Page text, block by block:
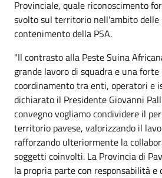
Provinciale, quale riconoscimento
svolto sul territorio nell'ambito delle
contenimento della PSA.
"Il contrasto alla Peste Suina
grande lavoro di squadra e una forte
coordinamento tra enti, operatori e
dichiarato il Presidente Giovanni
convegno vogliamo condividere il
territorio pavese, valorizzando il
rafforzando ulteriormente la
soggetti coinvolti. La Provincia di
la propria parte con responsabilità e